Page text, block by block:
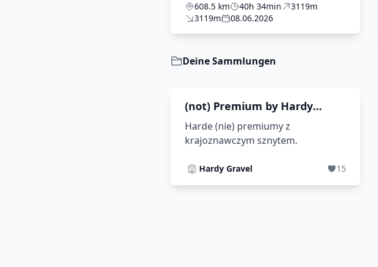
608.5 km 40h 34min
3119m
3119m
08.06.2026
Deine Sammlungen
(not) Premium by Hardy
Gravel
Harde (nie) premiumy z
krajoznawczym sznytem.
Hardy Gravel 15